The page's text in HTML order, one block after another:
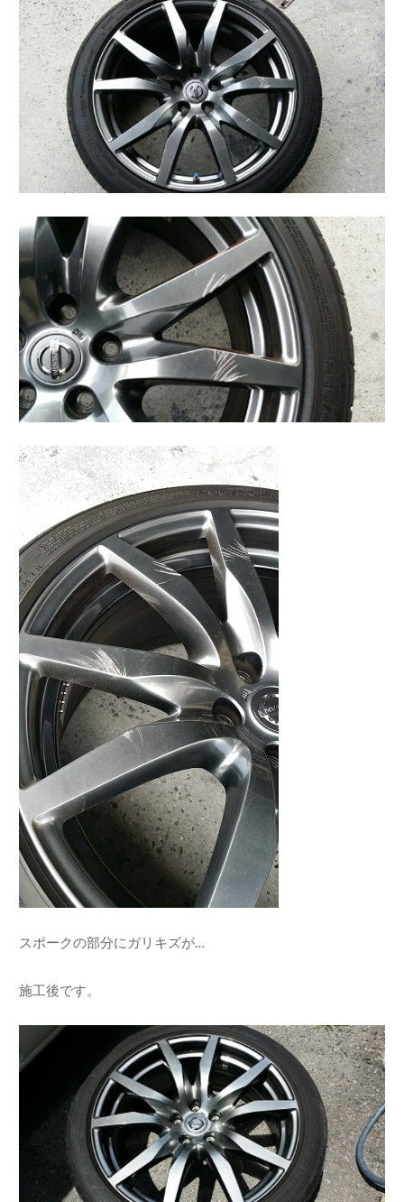
スポークの部分にガリキズが…
施工後です。